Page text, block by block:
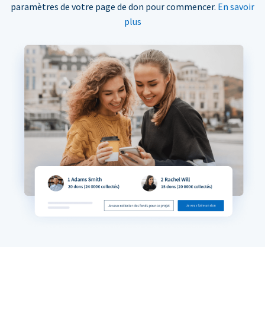
paramètres de votre page de don pour commencer. En savoir
plus